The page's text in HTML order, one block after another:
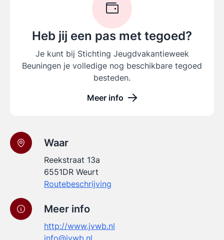
Heb jij een pas met tegoed?
Je kunt bij Stichting Jeugdvakantieweek
Beuningen je volledige nog beschikbare tegoed
besteden.
Meer info
Waar
Reekstraat 13a
6551DR Weurt
Routebeschrijving
Meer info
http://www.jvwb.nl
info@jvwb.nl